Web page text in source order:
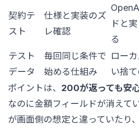
契約テ
スト
仕様と実装のズ
レ確認
ドと
る
テスト
データ
毎回同じ条件で
始める仕組み
ロー
い捨
ポイントは、 200が返っても安
なのに金額フィールドが消えて
が画面側の想定と違っていたり